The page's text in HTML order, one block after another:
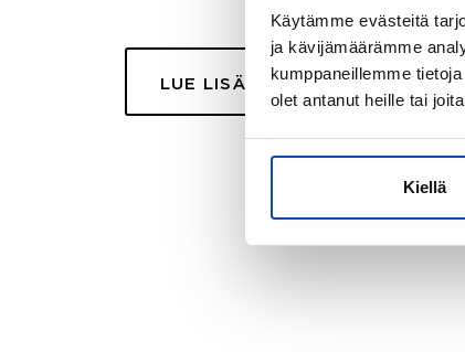
Käytämme evästeitä
ja kävijämäärämme
kumppaneillemme
olet antanut heille tai
Kiellä
LUE LISÄÄ